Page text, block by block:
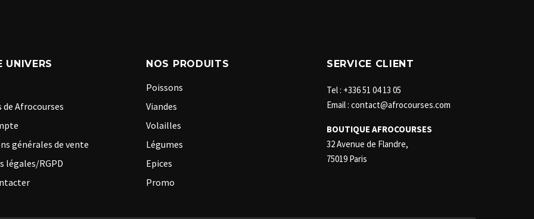
UNIVERS
de Afrocourses
générales de vente
légales/RGPD
NOS PRODUITS
Poissons
Viandes
Volailles
Légumes
Epices
Promo
SERVICE CLIENT
Tel : +336 51 04 13 05
Email : contact@afrocourses.com
BOUTIQUE AFROCOURSES
32 Avenue de Flandre,
75019 Paris